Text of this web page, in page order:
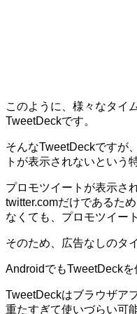
このように、様々なタイ
TweetDeckです。
そんなTweetDeckですが
トが表示されないという
プロモツイートが表示さ
twitter.comだけであるた
なくても、プロモツイー
そのため、広告なしのタ
AndroidでもTweetDeckを
TweetDeckはブラウザア
重たすぎて使いづらい可